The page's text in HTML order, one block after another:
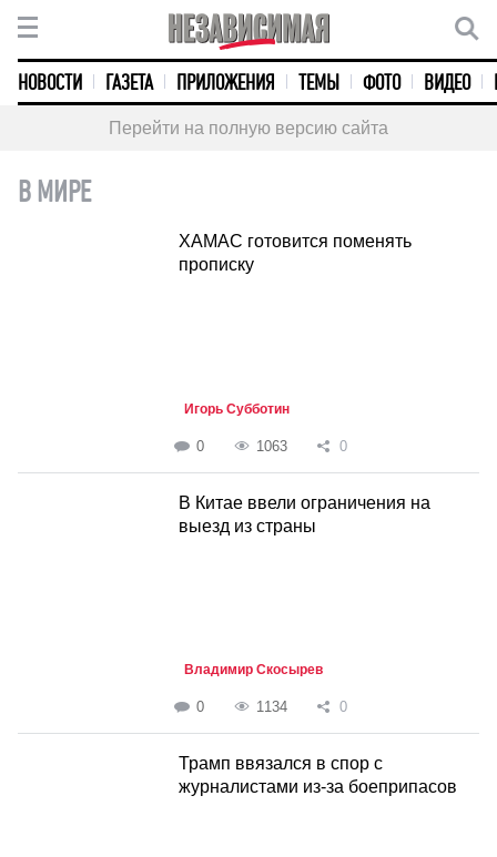
НОВОСТИ ГАЗЕТА ПРИЛОЖЕНИЯ ТЕМЫ ФОТО ВИДЕО
Перейти на полную версию сайта
В МИРЕ
ХАМАС готовится поменять
прописку
Игорь Субботин
0 1063 0
В Китае ввели ограничения на
выезд из страны
Владимир Скосырев
0 1134 0
Трамп ввязался в спор с
журналистами из-за боеприпасов